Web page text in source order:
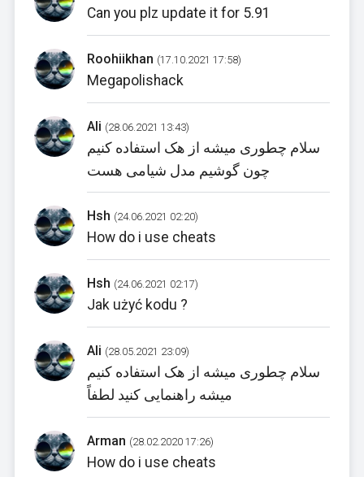
Can you plz update it for 5.91
Roohiikhan (17.10.2021 17:58)
Megapolishack
Ali (28.06.2021 13:43)
سلام چطوری میشه از هک استفاده کنیم
چون گوشیم مدل شیامی هست
Hsh (24.06.2021 02:20)
How do i use cheats
Hsh (24.06.2021 02:17)
Jak użyć kodu ?
Ali (28.05.2021 23:09)
سلام چطوری میشه از هک استفاده کنیم
میشه راهنمایی کنید لطفاً
Arman (28.02.2020 17:26)
How do i use cheats